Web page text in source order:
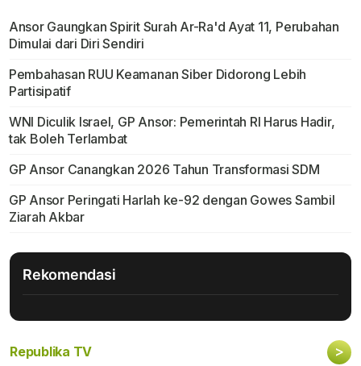
Ansor Gaungkan Spirit Surah Ar-Ra'd Ayat 11, Perubahan
Dimulai dari Diri Sendiri
Pembahasan RUU Keamanan Siber Didorong Lebih
Partisipatif
WNI Diculik Israel, GP Ansor: Pemerintah RI Harus Hadir,
tak Boleh Terlambat
GP Ansor Canangkan 2026 Tahun Transformasi SDM
GP Ansor Peringati Harlah ke-92 dengan Gowes Sambil
Ziarah Akbar
Rekomendasi
Republika TV >